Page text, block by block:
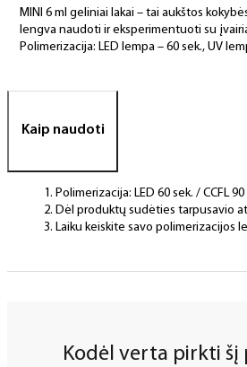
MINI 6 ml geliniai lakai – tai aukštos
lengva naudoti ir eksperimentuoti su
Polimerizacija: LED lempa – 60 sek., UV
Kaip naudoti
Polimerizacija: LED 60 sek. / CCFL
Dėl produktų sudėties tarpusavio
Laiku keiskite savo polimerizacijos
Kodėl verta pirkti šį